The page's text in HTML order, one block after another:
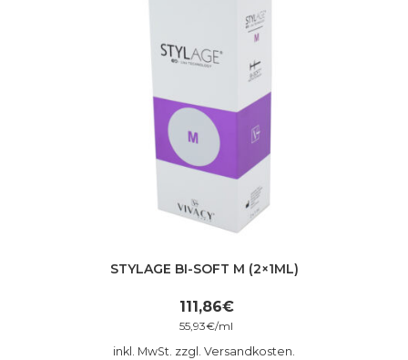
STYLAGE BI-SOFT M (2×1ML)
111,86€
55,93€/ml
inkl. MwSt. zzgl. Versandkosten.